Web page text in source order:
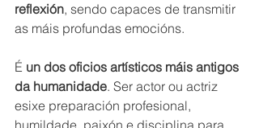
reflexión, sendo capaces de transmitir
as máis profundas emocións.
É un dos oficios artísticos máis antigos
da humanidade. Ser actor ou actriz
esixe preparación profesional,